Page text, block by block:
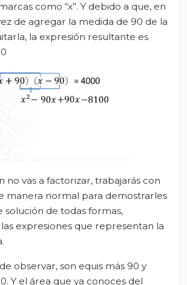
como “x”. Y debido a que, en
de agregar la medida de 90 de la
la expresión resultante es
no vas a factorizar, trabajarás con
manera normal para demostrarles
solución de todas formas,
expresiones que representan la
observar, son equis más 90 y
Y el área que ya conoces del